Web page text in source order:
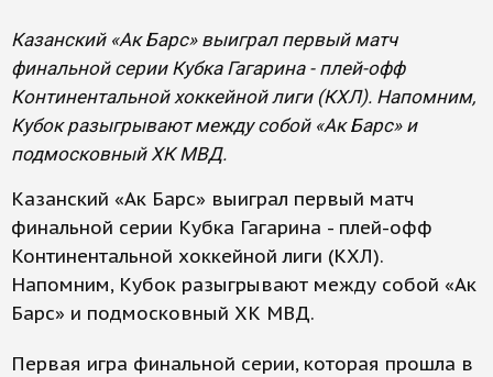
Казанский «Ак Барс» выиграл первый матч
финальной серии Кубка Гагарина - плей-офф
Континентальной хоккейной лиги (КХЛ). Напомним,
Кубок разыгрывают между собой «Ак Барс» и
подмосковный ХК МВД.
Казанский «Ак Барс» выиграл первый матч
финальной серии Кубка Гагарина - плей-офф
Континентальной хоккейной лиги (КХЛ).
Напомним, Кубок разыгрывают между собой «Ак
Барс» и подмосковный ХК МВД.
Первая игра финальной серии, которая прошла в